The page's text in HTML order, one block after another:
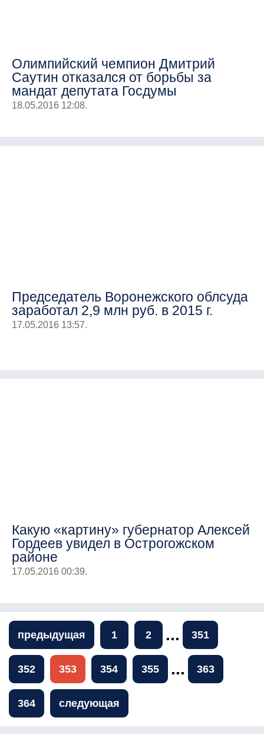
Олимпийский чемпион Дмитрий
Саутин отказался от борьбы за
мандат депутата Госдумы
18.05.2016 12:08.
Председатель Воронежского облсуда
заработал 2,9 млн руб. в 2015 г.
17.05.2016 13:57.
Какую «картину» губернатор Алексей
Гордеев увидел в Острогожском
районе
17.05.2016 00:39.
предыдущая 1 2 ... 351
352 353 354 355 ... 363
364 следующая